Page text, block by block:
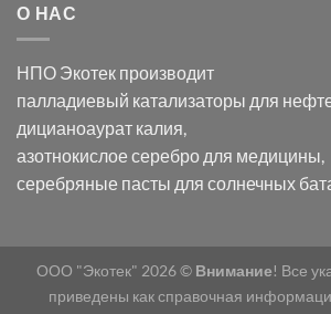
оксида
в
электролите
калий
дицианоаурат–
гексацианоферрата
О НАС
НПО Экотек производит
палладиевый катализаторы для
дицианоаурат калия,
азотнокислое серебро для медицины,
серебряные пасты для солнечных
ООО "Экотек" 2026 © Внимание! Все
приведены как справочная